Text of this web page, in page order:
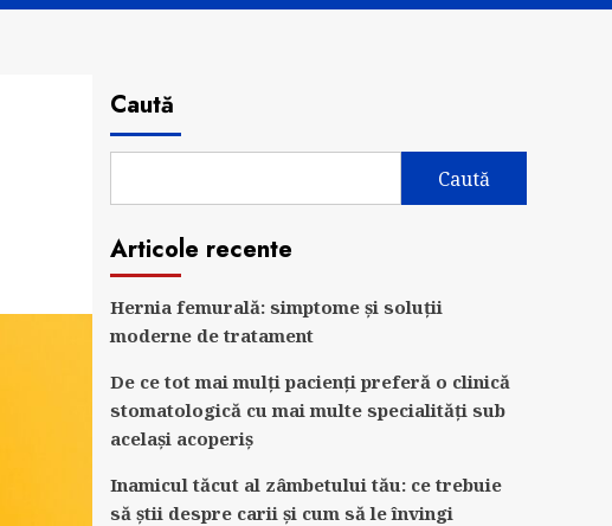
Caută
Caută
Articole recente
Hernia femurală: simptome și soluții
moderne de tratament
De ce tot mai mulți pacienți preferă o clinică
stomatologică cu mai multe specialități sub
același acoperiș
Inamicul tăcut al zâmbetului tău: ce trebuie
să știi despre carii și cum să le învingi